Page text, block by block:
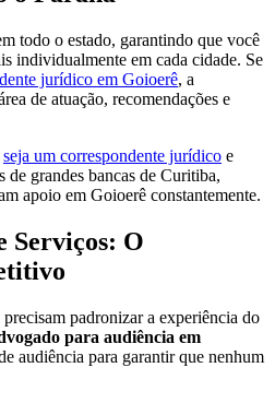
todo o estado, garantindo que você
individualmente em cada cidade. Se
jurídico em Goioerê, a
de atuação, recomendações e
seja um correspondente jurídico e
grandes bancas de Curitiba,
apoio em Goioerê constantemente.
Serviços: O
padronizar a experiência do
para audiência em
audiência para garantir que nenhum